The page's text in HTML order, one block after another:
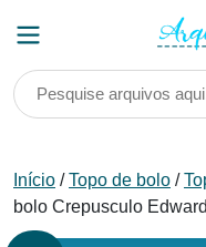
Início /Topo de bolo /
bolo Crepusculo